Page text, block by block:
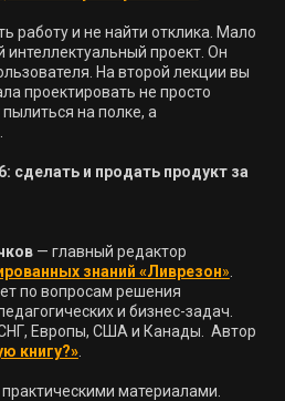
работу и не найти отклика. Мало
интеллектуальный проект. Он
На второй лекции вы
проектировать не просто
на полке, а
сделать и продать продукт за
знаний «Ливрезон»
по вопросам решения
и бизнес-задач.
Европы, США и Канады.  Автор
книгу?».
материалами.